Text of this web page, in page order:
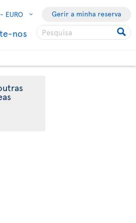
EURO Gerir a minha reserva
nos